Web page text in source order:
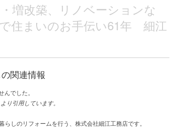
増改築、リノベーションな
住まいのお手伝い61年 細江
関連情報
でした。
より引用しています。
らしのリフォームを行う、株式会社細江工務店です。